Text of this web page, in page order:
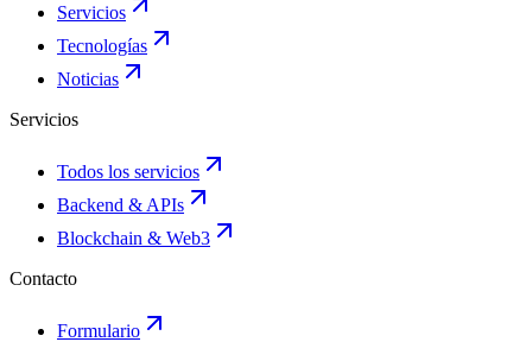
Servicios
Tecnologías
Noticias
Servicios
Todos los servicios
Backend & APIs
Blockchain & Web3
Contacto
Formulario